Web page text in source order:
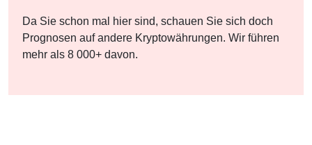
Da Sie schon mal hier sind, schauen Sie sich doch
Prognosen auf andere Kryptowährungen. Wir führen
mehr als 8 000+ davon.